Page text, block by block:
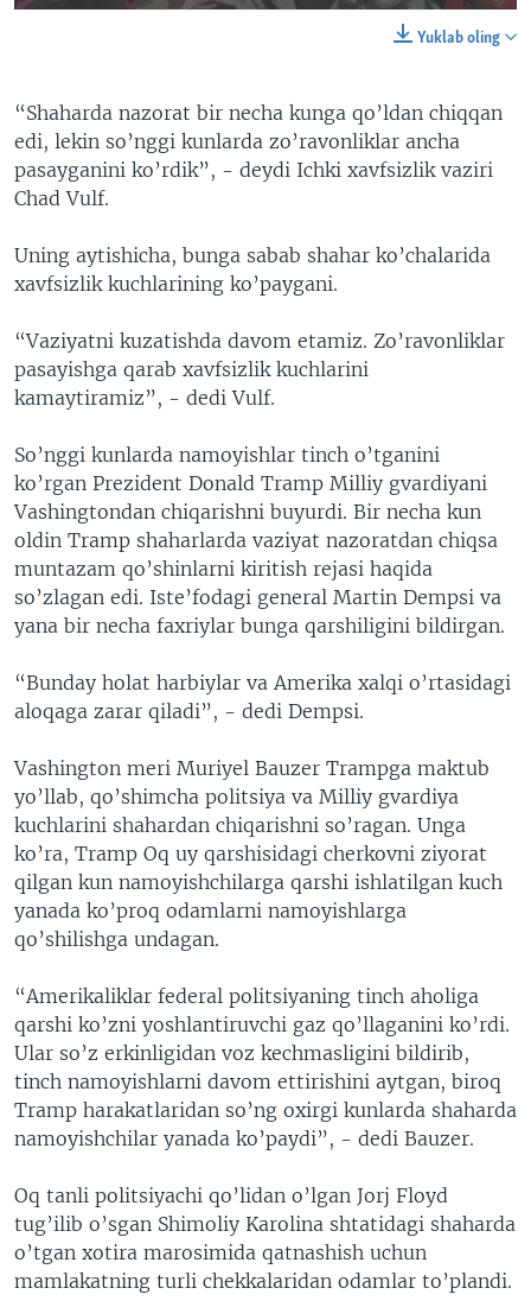
Yuklab oling
“Shaharda nazorat bir necha kunga qo’ldan chiqqan
edi, lekin so’nggi kunlarda zo’ravonliklar ancha
pasayganini ko’rdik”, - deydi Ichki xavfsizlik vaziri
Chad Vulf.
Uning aytishicha, bunga sabab shahar ko’chalarida
xavfsizlik kuchlarining ko’paygani.
“Vaziyatni kuzatishda davom etamiz. Zo’ravonliklar
pasayishga qarab xavfsizlik kuchlarini
kamaytiramiz”, - dedi Vulf.
So’nggi kunlarda namoyishlar tinch o’tganini
ko’rgan Prezident Donald Tramp Milliy gvardiyani
Vashingtondan chiqarishni buyurdi. Bir necha kun
oldin Tramp shaharlarda vaziyat nazoratdan chiqsa
muntazam qo’shinlarni kiritish rejasi haqida
so’zlagan edi. Iste’fodagi general Martin Dempsi va
yana bir necha faxriylar bunga qarshiligini bildirgan.
“Bunday holat harbiylar va Amerika xalqi o’rtasidagi
aloqaga zarar qiladi”, - dedi Dempsi.
Vashington meri Muriyel Bauzer Trampga maktub
yo’llab, qo’shimcha politsiya va Milliy gvardiya
kuchlarini shahardan chiqarishni so’ragan. Unga
ko’ra, Tramp Oq uy qarshisidagi cherkovni ziyorat
qilgan kun namoyishchilarga qarshi ishlatilgan kuch
yanada ko’proq odamlarni namoyishlarga
qo’shilishga undagan.
“Amerikaliklar federal politsiyaning tinch aholiga
qarshi ko’zni yoshlantiruvchi gaz qo’llaganini ko’rdi.
Ular so’z erkinligidan voz kechmasligini bildirib,
tinch namoyishlarni davom ettirishini aytgan, biroq
Tramp harakatlaridan so’ng oxirgi kunlarda shaharda
namoyishchilar yanada ko’paydi”, - dedi Bauzer.
Oq tanli politsiyachi qo’lidan o’lgan Jorj Floyd
tug’ilib o’sgan Shimoliy Karolina shtatidagi shaharda
o’tgan xotira marosimida qatnashish uchun
mamlakatning turli chekkalaridan odamlar to’plandi.